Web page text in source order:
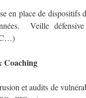
en place de dispositifs
Veille
Coaching
et audits de